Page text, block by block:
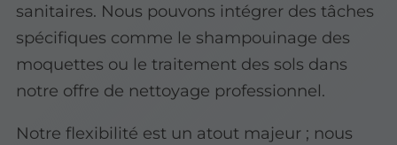
sanitaires. Nous pouvons intégrer des tâches
spécifiques comme le shampouinage des
moquettes ou le traitement des sols dans
notre offre de nettoyage professionnel.
Notre flexibilité est un atout majeur ; nous